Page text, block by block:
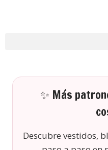
✨ Más
Descubre vestidos,